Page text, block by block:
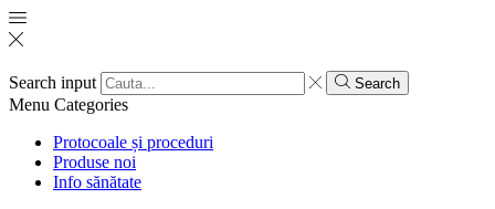
Search input Search
Menu Categories
Protocoale și proceduri
Produse noi
Info sănătate